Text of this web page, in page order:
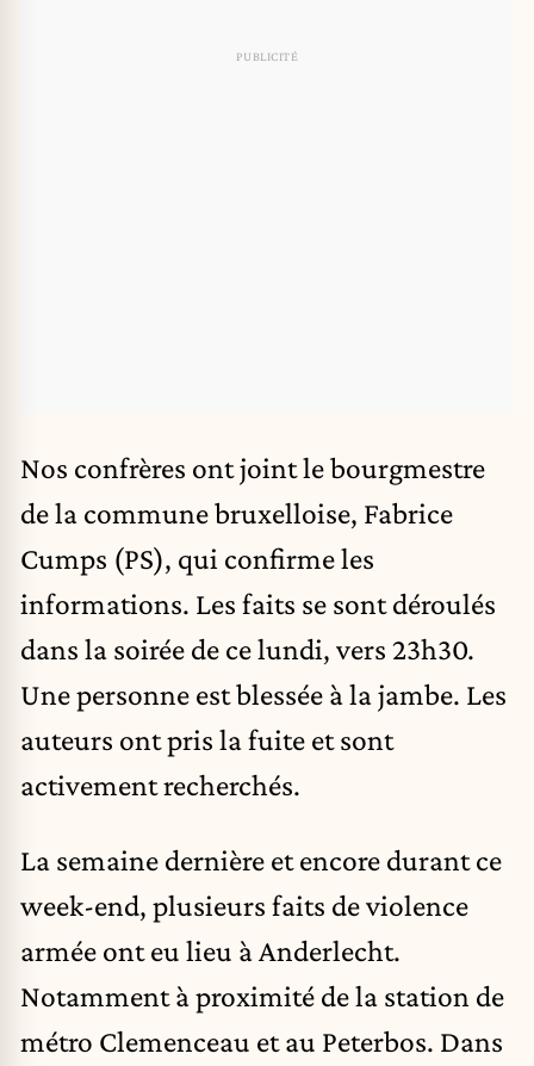
Nos confrères ont joint le bourgmestre
de la commune bruxelloise, Fabrice
Cumps (PS), qui confirme les
informations. Les faits se sont déroulés
dans la soirée de ce lundi, vers 23h30.
Une personne est blessée à la jambe. Les
auteurs ont pris la fuite et sont
activement recherchés.
La semaine dernière et encore durant ce
week-end, plusieurs faits de violence
armée ont eu lieu à Anderlecht.
Notamment à proximité de la station de
métro Clemenceau et au Peterbos. Dans